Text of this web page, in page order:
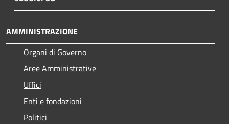
AMMINISTRAZIONE
Organi di Governo
Aree Amministrative
Uffici
Enti e fondazioni
Politici